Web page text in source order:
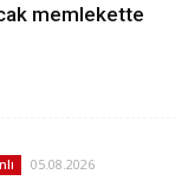
memlekette
05.08.2026